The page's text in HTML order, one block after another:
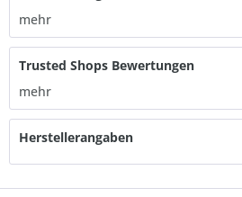
mehr
Trusted Shops Bewertungen
mehr
Herstellerangaben